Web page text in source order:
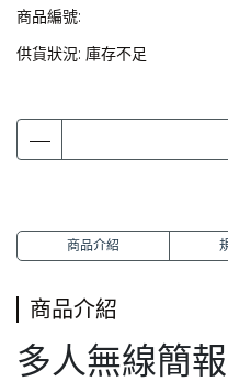
商品編號:
供貨狀況: 庫存不足
商品介紹
商品介紹
多人無線簡